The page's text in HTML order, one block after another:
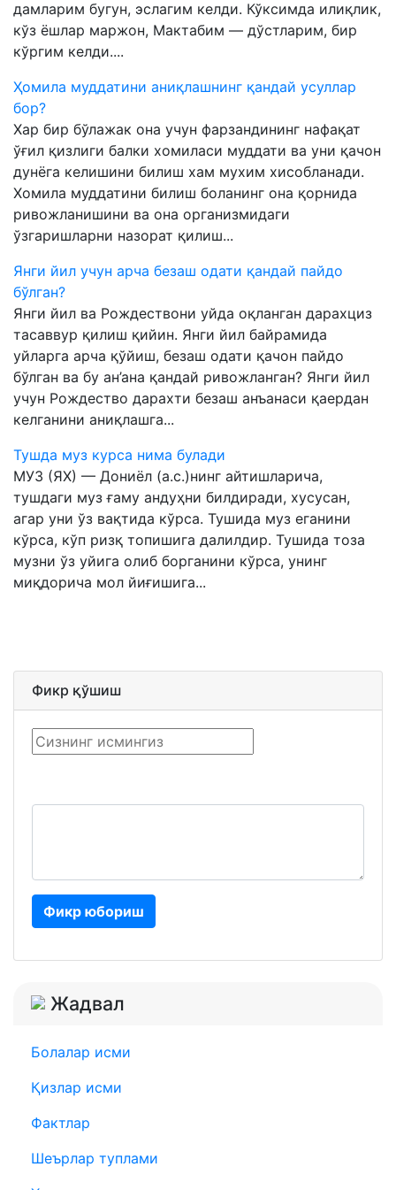
дамларим бугун, эслагим келди. Кўксимда илиқлик,
кўз ёшлар маржон, Мактабим — дўстларим, бир
кўргим келди....
Ҳомила муддатини аниқлашнинг қандай усуллар
бор?
Хар бир бўлажак она учун фарзандининг нафақат
ўғил қизлиги балки хомиласи муддати ва уни қачон
дунёга келишини билиш хам мухим хисобланади.
Хомила муддатини билиш боланинг она қорнида
ривожланишини ва она организмидаги
ўзгаришларни назорат қилиш...
Янги йил учун арча безаш одати қандай пайдо
бўлган?
Янги йил ва Рождествони уйда оқланган дарахциз
тасаввур қилиш қийин. Янги йил байрамида
уйларга арча қўйиш, безаш одати қачон пайдо
бўлган ва бу ан’ана қандай ривожланган? Янги йил
учун Рождество дарахти безаш анъанаси қаердан
келганини аниқлашга...
Тушда муз курса нима булади
МУЗ (ЯХ) — Дониёл (а.с.)нинг айтишларича,
тушдаги муз ғаму андуҳни билдиради, хусусан,
агар уни ўз вақтида кўрса. Тушида муз еганини
кўрса, кўп ризқ топишига далилдир. Тушида тоза
музни ўз уйига олиб борганини кўрса, унинг
миқдорича мол йиғишига...
Фикр қўшиш
Фикр юбориш
Жадвал
Болалар исми
Қизлар исми
Фактлар
Шеърлар туплами